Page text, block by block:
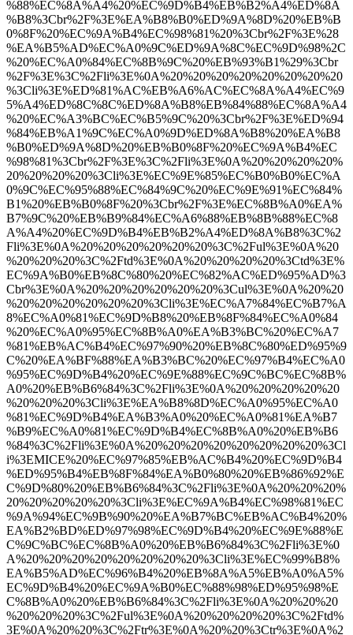
%88%EC%8A%A4%20%EC%9D%B4%EB%B2%A4%ED%8A
%B8%3Cbr%2F%3E%EA%B8%B0%ED%9A%8D%20%EB%B
0%8F%20%EC%9A%B4%EC%98%81%20%3Cbr%2F%3E%28
%EA%B5%AD%EC%A0%9C%ED%9A%8C%EC%9D%98%2C
%20%EC%A0%84%EC%8B%9C%20%EB%93%B1%29%3Cbr
%2F%3E%3C%2Fli%3E%0A%20%20%20%20%20%20%20%20
%3Cli%3E%ED%81%AC%EB%A6%AC%EC%8A%A4%EC%9
5%A4%ED%8C%8C%ED%8A%B8%EB%84%88%EC%8A%A4
%20%EC%A3%BC%EC%B5%9C%20%3Cbr%2F%3E%ED%94
%84%EB%A1%9C%EC%A0%9D%ED%8A%B8%20%EA%B8
%B0%ED%9A%8D%20%EB%B0%8F%20%EC%9A%B4%EC
%98%81%3Cbr%2F%3E%3C%2Fli%3E%0A%20%20%20%20%
20%20%20%20%3Cli%3E%EC%9E%85%EC%B0%B0%EC%A
0%9C%EC%95%88%EC%84%9C%20%EC%9E%91%EC%84%
B1%20%EB%B0%8F%20%3Cbr%2F%3E%EC%8B%A0%EA%
B7%9C%20%EB%B9%84%EC%A6%88%EB%8B%88%EC%8
A%A4%20%EC%9D%B4%EB%B2%A4%ED%8A%B8%3C%2
Fli%3E%0A%20%20%20%20%20%20%3C%2Ful%3E%0A%20
%20%20%20%3C%2Ftd%3E%0A%20%20%20%20%3Ctd%3E%
EC%9A%B0%EB%8C%80%20%EC%82%AC%ED%95%AD%3
Cbr%3E%0A%20%20%20%20%20%20%3Cul%3E%0A%20%20
%20%20%20%20%20%20%3Cli%3E%EC%A7%84%EC%B7%A
8%EC%A0%81%EC%9D%B8%20%EB%8F%84%EC%A0%84
%20%EC%A0%95%EC%8B%A0%EA%B3%BC%20%EC%A7
%81%EB%AC%B4%EC%97%90%20%EB%8C%80%ED%95%9
C%20%EA%BF%88%EA%B3%BC%20%EC%97%B4%EC%A0
%95%EC%9D%B4%20%EC%9E%88%EC%9C%BC%EC%8B%
A0%20%EB%B6%84%3C%2Fli%3E%0A%20%20%20%20%20
%20%20%20%3Cli%3E%EA%B8%8D%EC%A0%95%EC%A0
%81%EC%9D%B4%EA%B3%A0%20%EC%A0%81%EA%B7
%B9%EC%A0%81%EC%9D%B4%EC%8B%A0%20%EB%B6
%84%3C%2Fli%3E%0A%20%20%20%20%20%20%20%20%3Cl
i%3EMICE%20%EC%97%85%EB%AC%B4%20%EC%9D%B4
%ED%95%B4%EB%8F%84%EA%B0%80%20%EB%86%92%E
C%9D%80%20%EB%B6%84%3C%2Fli%3E%0A%20%20%20%
20%20%20%20%20%3Cli%3E%EC%9A%B4%EC%98%81%EC
%9A%94%EC%9B%90%20%EA%B7%BC%EB%AC%B4%20%
EA%B2%BD%ED%97%98%EC%9D%B4%20%EC%9E%88%E
C%9C%BC%EC%8B%A0%20%EB%B6%84%3C%2Fli%3E%0
A%20%20%20%20%20%20%20%20%3Cli%3E%EC%99%B8%
EA%B5%AD%EC%96%B4%20%EB%8A%A5%EB%A0%A5%
EC%9D%B4%20%EC%9A%B0%EC%88%98%ED%95%98%E
C%8B%A0%20%EB%B6%84%3C%2Fli%3E%0A%20%20%20
%20%20%20%3C%2Ful%3E%0A%20%20%20%20%3C%2Ftd%
3E%0A%20%20%3C%2Ftr%3E%0A%20%20%3Ctr%3E%0A%2